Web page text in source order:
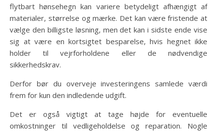
flytbart hønsehegn kan variere betydeligt afhængigt af
materialer, størrelse og mærke. Det kan være fristende at
vælge den billigste løsning, men det kan i sidste ende vise
sig at være en kortsigtet besparelse, hvis hegnet ikke
holder til vejrforholdene eller de nødvendige
sikkerhedskrav.
Derfor bør du overveje investeringens samlede værdi
frem for kun den indledende udgift.
Det er også vigtigt at tage højde for eventuelle
omkostninger til vedligeholdelse og reparation. Nogle